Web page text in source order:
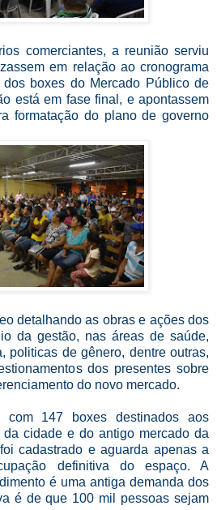
comerciantes, a reunião serviu
em relação ao cronograma
boxes do Mercado Público de
está em fase final, e apontassem
formatação do plano de governo
detalhando as obras e ações dos
da gestão, nas áreas de saúde,
politicas de gênero, dentre outras,
dos presentes sobre
do novo mercado.
com 147 boxes destinados aos
cidade e do antigo mercado da
cadastrado e aguarda apenas a
definitiva do espaço. A
é uma antiga demanda dos
é de que 100 mil pessoas sejam